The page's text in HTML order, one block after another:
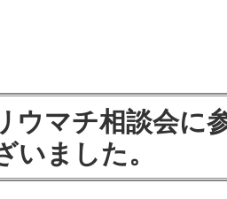
ウマチ相談会に
いました。